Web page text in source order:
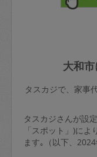
大和
タスカジで、家事
タスカジさんが設
「スポット」)に
ます｡（以下、